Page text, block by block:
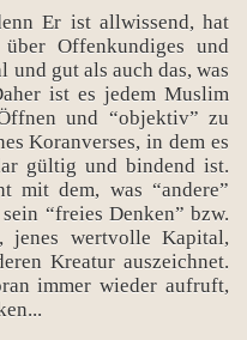
Er ist allwissend, hat
Offenkundiges und
und gut als auch das, was
ist es jedem Muslim
und “objektiv” zu
Koranverses, in dem es
gültig und bindend ist.
mit dem, was “andere”
“freies Denken” bzw.
jenes wertvolle Kapital,
Kreatur auszeichnet.
immer wieder aufruft,